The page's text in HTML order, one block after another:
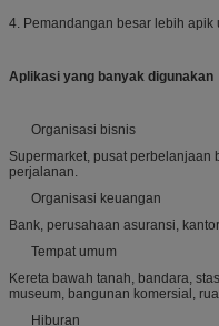
4. Pemandangan besar lebih apik
Aplikasi yang banyak digunakan
Organisasi bisnis
Supermarket, pusat perbelanjaan
perjalanan.
Organisasi keuangan
Bank, perusahaan asuransi,
Tempat umum
Kereta bawah tanah, bandara,
museum, bangunan komersial,
Hiburan